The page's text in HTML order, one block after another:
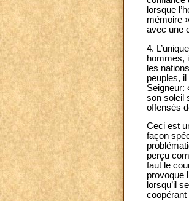
lorsque
mémoire
avec une
4.
hommes,
les
peuples,
Seigneur:
son soleil
offensés
Ceci est
façon
perçu
faut le
provoque
lorsqu’il
coopérant